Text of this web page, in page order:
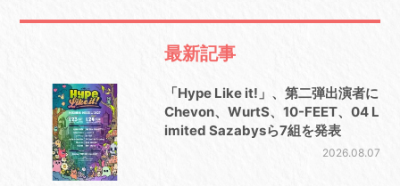
最新記事
「Hype Like it!」、第二弾出演者に
Chevon、WurtS、10-FEET、04 L
imited Sazabysら7組を発表
2026.08.07